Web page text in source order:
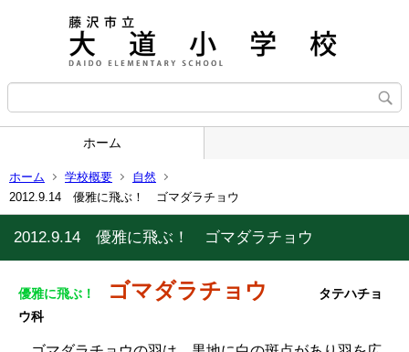
ホーム
ホーム 学校概要
自然
2012.9.14 優雅に飛ぶ！ ゴマダラチョウ
2012.9.14 優雅に飛ぶ！ ゴマダラチョウ
優雅に飛ぶ！ ゴマダラチョウ
タテハチョ
ウ科